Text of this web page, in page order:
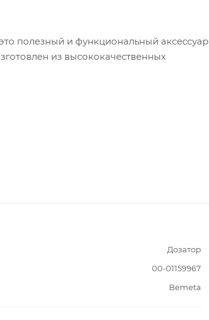
полезный и функциональный аксессуар
из высококачественных
Дозатор
00-01159967
Bemeta